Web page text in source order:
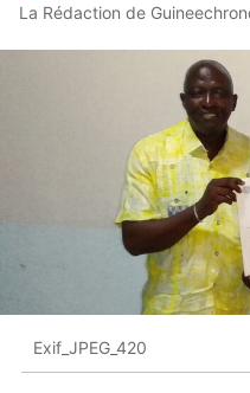
La Rédaction de
Exif_JPEG_420